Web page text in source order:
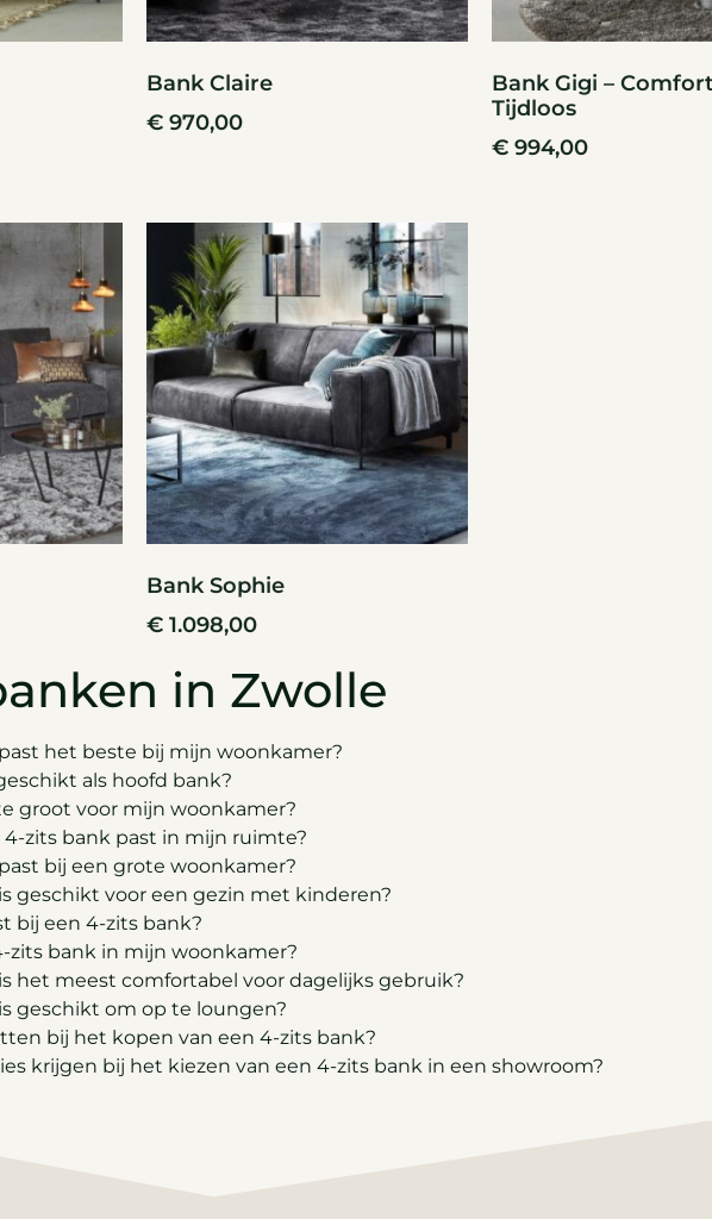
Bank Claire
€ 970,00
Bank Gigi –
Tijdloos
€ 994,00
Bank Sophie
€ 1.098,00
in Zwolle
het beste bij mijn woonkamer?
als hoofd bank?
groot voor mijn woonkamer?
zits bank past in mijn ruimte?
bij een grote woonkamer?
geschikt voor een gezin met kinderen?
bij een 4-zits bank?
zits bank in mijn woonkamer?
het meest comfortabel voor dagelijks gebruik?
geschikt om op te loungen?
bij het kopen van een 4-zits bank?
krijgen bij het kiezen van een 4-zits bank in een showroom?